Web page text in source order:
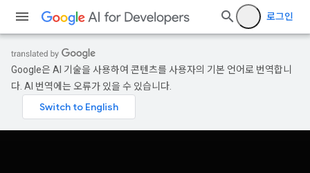
로그인
Google은 AI 기술을 사용하여 콘텐츠를 사용자의 기본 언어로 번역합니
다. AI 번역에는 오류가 있을 수 있습니다.